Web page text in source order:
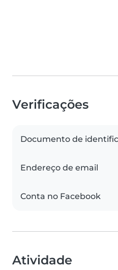
Verificações
Documento de
Endereço de email
Conta no Facebook
Atividade